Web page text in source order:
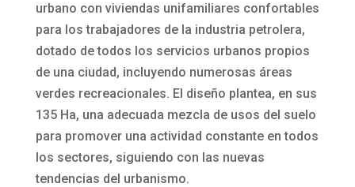
urbano con viviendas unifamiliares confortables
para los trabajadores de la industria petrolera,
dotado de todos los servicios urbanos propios
de una ciudad, incluyendo numerosas áreas
verdes recreacionales. El diseño plantea, en sus
135 Ha, una adecuada mezcla de usos del suelo
para promover una actividad constante en todos
los sectores, siguiendo con las nuevas
tendencias del urbanismo.